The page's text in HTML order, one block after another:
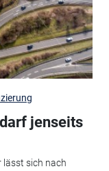
jenseits
lässt sich nach